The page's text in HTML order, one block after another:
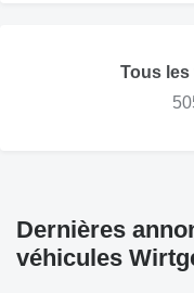
Tous
Dernières
véhicules